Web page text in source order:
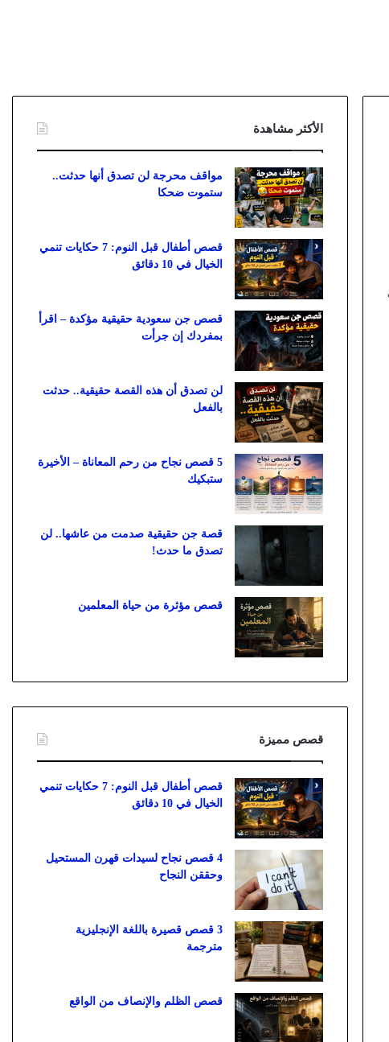
الأكثر مشاهدة
مواقف محرجة لن تصدق أنها حدثت..
ستموت ضحكا
قصص أطفال قبل النوم: 7 حكايات تنمي
الخيال في 10 دقائق
قصص جن سعودية حقيقية مؤكدة – اقرأ
بمفردك إن جرأت
لن تصدق أن هذه القصة حقيقية.. حدثت
بالفعل
5 قصص نجاح من رحم المعاناة – الأخيرة
ستبكيك
قصة جن حقيقية صدمت من عاشها.. لن
تصدق ما حدث!
قصص مؤثرة من حياة المعلمين
قصص مميزة
قصص أطفال قبل النوم: 7 حكايات تنمي
الخيال في 10 دقائق
4 قصص نجاح لسيدات قهرن المستحيل
وحققن النجاح
3 قصص قصيرة باللغة الإنجليزية
مترجمة
قصص الظلم والإنصاف من الواقع